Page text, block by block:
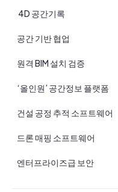
4D 공간기록
공간 기반 협업
원격 BIM 설치 검증
‘올인원’ 공간정보 플랫폼
건설 공정 추적 소프트웨어
드론 매핑 소프트웨어
엔터프라이즈급 보안